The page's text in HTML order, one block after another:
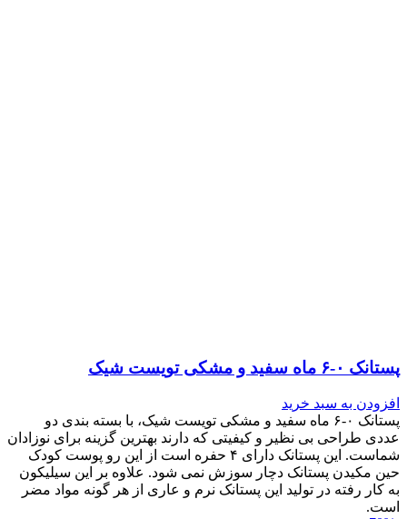
پستانک ۰-۶ ماه سفید و مشکی تویست شیک
افزودن به سبد خرید
پستانک ۰-۶ ماه سفید و مشکی تویست شیک، با بسته بندی دو
عددی طراحی بی نظیر و کیفیتی که دارند بهترین گزینه برای نوزادان
شماست. این پستانک دارای ۴ حفره است از این رو پوست کودک
حین مکیدن پستانک دچار سوزش نمی شود. علاوه بر این سیلیکون
به کار رفته در تولید این پستانک نرم و عاری از هر گونه مواد مضر
است.